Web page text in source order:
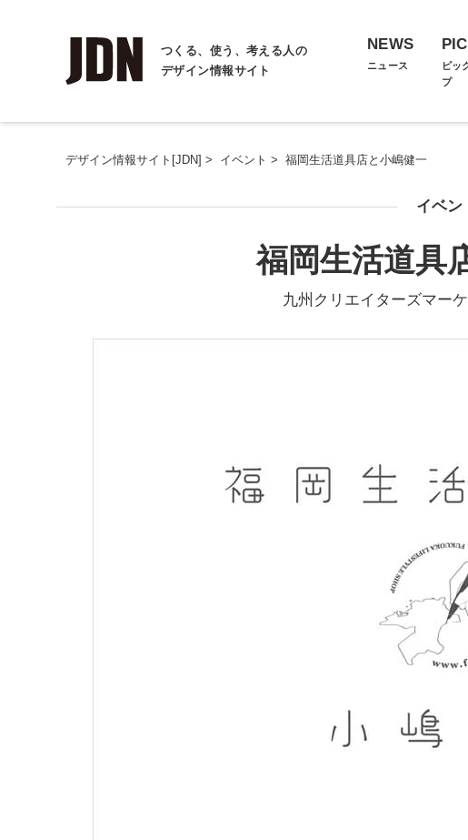
つくる、使う、考える人の
デザイン情報サイト
NEWS
ニュース
ピッ
プ
デザイン情報サイト[JDN] > イベント > 福岡生活道具店と小嶋健一
イベン
福岡生活道具
九州クリエイターズマー